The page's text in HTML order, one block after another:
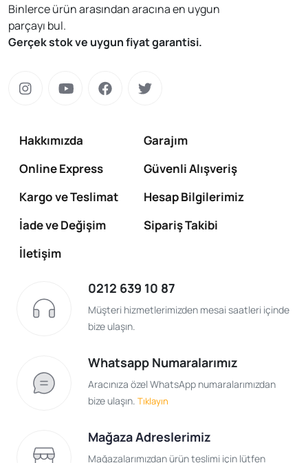
Binlerce ürün arasından aracına en uygun
parçayı bul.
Gerçek stok ve uygun fiyat garantisi.
Hakkımızda
Garajım
Online Express
Güvenli Alışveriş
Kargo ve Teslimat
Hesap Bilgilerimiz
İade ve Değişim
Sipariş Takibi
İletişim
0212 639 10 87
Müşteri hizmetlerimizden mesai saatleri içinde
bize ulaşın.
Whatsapp Numaralarımız
Aracınıza özel WhatsApp numaralarımızdan
bize ulaşın. Tıklayın
Mağaza Adreslerimiz
Mağazalarımızdan ürün teslimi için lütfen